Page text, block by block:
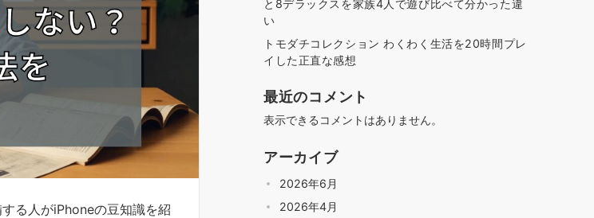
る人がiPhoneの豆知識を紹
と8デラックスを家族4人で遊び比べて分かった違
い
トモダチコレクション わくわく生活を20時間プレ
イした正直な感想
最近のコメント
表示できるコメントはありません。
アーカイブ
2026年6月
2026年4月